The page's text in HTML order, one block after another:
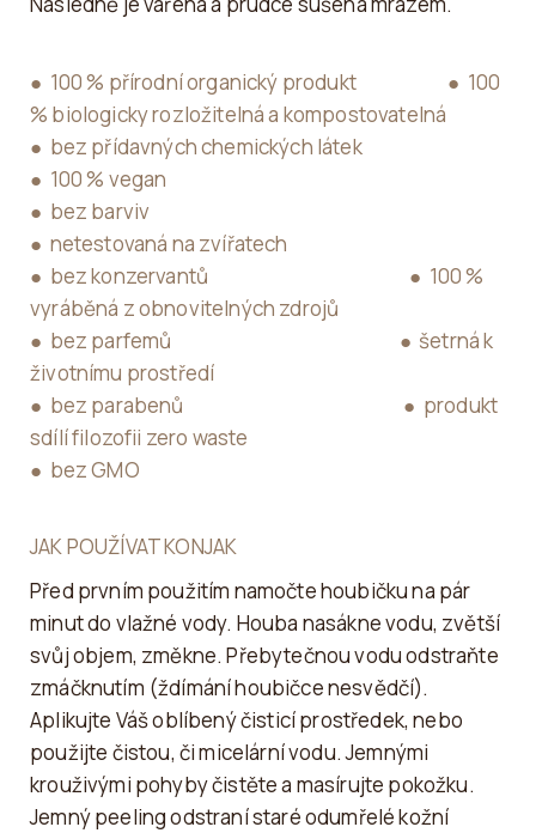
● 100 % přírodní organický produkt ● 100
% biologicky rozložitelná a kompostovatelná
● bez přídavných chemických látek
● 100 % vegan
● bez barviv
● netestovaná na zvířatech
● bez konzervantů ● 100 %
vyráběná z obnovitelných zdrojů
● bez parfemů ● šetrná k
životnímu prostředí
● bez parabenů ● produkt
sdílí filozofii zero waste
● bez GMO
JAK POUŽÍVAT KONJAK
Před prvním použitím namočte houbičku na pár
minut do vlažné vody. Houba nasákne vodu, zvětší
svůj objem, změkne. Přebytečnou vodu odstraňte
zmáčknutím (ždímání houbičce nesvědčí).
Aplikujte Váš oblíbený čisticí prostředek, nebo
použijte čistou, či micelární vodu. Jemnými
krouživými pohyby čistěte a masírujte pokožku.
Jemný peeling odstraní staré odumřelé kožní